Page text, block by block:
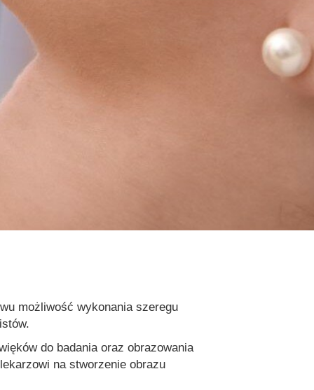
możliwość wykonania szeregu
do badania oraz obrazowania
na stworzenie obrazu